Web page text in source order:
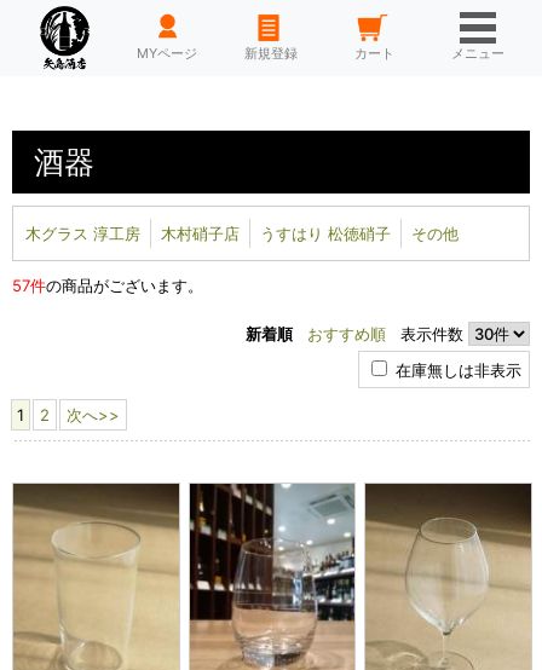
HOME MYページ 新規登録 カート メニュー
酒器
木グラス 淳工房 木村硝子店 うすはり 松徳硝子 その他
57件の商品がございます。
新着順 おすすめ順 表示件数
在庫無しは非表示
1 2 次へ>>